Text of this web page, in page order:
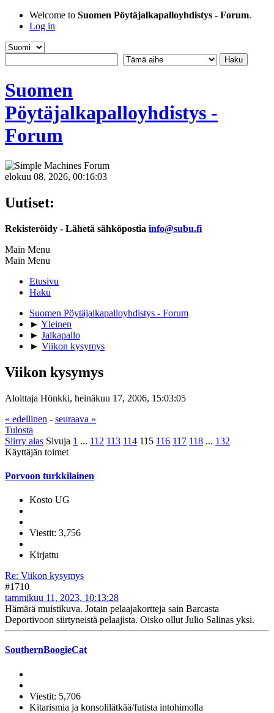
Welcome to Suomen Pöytäjalkapalloyhdistys - Forum.
Log in
Suomen
Pöytäjalkapalloyhdistys -
Forum
elokuu 08, 2026, 00:16:03
Uutiset:
Rekisteröidy - Lähetä sähköpostia info@subu.fi
Main Menu
Main Menu
Etusivu
Haku
Suomen Pöytäjalkapalloyhdistys - Forum
► Yleinen
► Jalkapallo
► Viikon kysymys
Viikon kysymys
Aloittaja Hönkki, heinäkuu 17, 2006, 15:03:05
« edellinen - seuraava »
Tulosta
Siirry alas Sivuja 1 ... 112 113 114 115 116 117 118 ... 132
Käyttäjän toimet
Porvoon turkkilainen
Kosto UG
Viestit: 3,756
Kirjattu
Re: Viikon kysymys
#1710
tammikuu 11, 2023, 10:13:28
Hämärä muistikuva. Jotain pelaajakortteja sain Barcasta
Deportivoon siirtyneistä pelaajista. Oisko ollut Julio Salinas yksi.
SouthernBoogieCat
Viestit: 5,706
Kitarismia ja konsolilätkää/futista intohimolla